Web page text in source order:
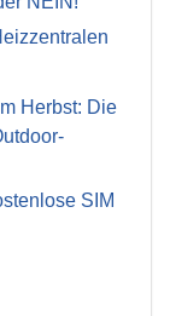
Herbst: Die
SIM